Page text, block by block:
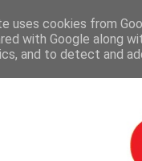
uses cookies from
with Google along
and to detect and